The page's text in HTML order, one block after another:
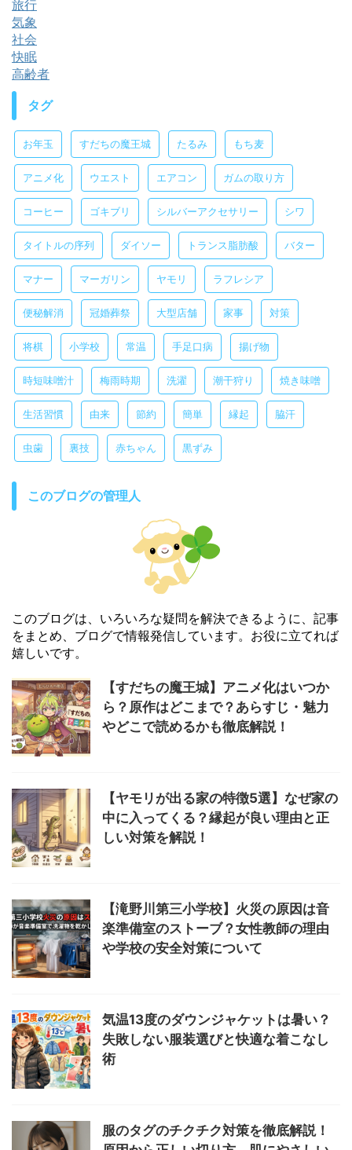
旅行
気象
社会
快眠
高齢者
タグ
お年玉 すだちの魔王城 たるみ もち麦
アニメ化 ウエスト エアコン ガムの取り方
コーヒー ゴキブリ シルバーアクセサリー シワ
タイトルの序列 ダイソー トランス脂肪酸 バター
マナー マーガリン ヤモリ ラフレシア
便秘解消 冠婚葬祭 大型店舗 家事 対策
将棋 小学校 常温 手足口病 揚げ物
時短味噌汁 梅雨時期 洗濯 潮干狩り 焼き味噌
生活習慣 由来 節約 簡単 縁起 脇汗
虫歯 裏技 赤ちゃん 黒ずみ
このブログの管理人
このブログは、いろいろな疑問を解決できるように、記事
をまとめ、ブログで情報発信しています。お役に立てれば
嬉しいです。
【すだちの魔王城】アニメ化はいつか
ら？原作はどこまで？あらすじ・魅力
やどこで読めるかも徹底解説！
【ヤモリが出る家の特徴5選】なぜ家の
中に入ってくる？縁起が良い理由と正
しい対策を解説！
【滝野川第三小学校】火災の原因は音
楽準備室のストーブ？女性教師の理由
や学校の安全対策について
気温13度のダウンジャケットは暑い？
失敗しない服装選びと快適な着こなし
術
服のタグのチクチク対策を徹底解説！